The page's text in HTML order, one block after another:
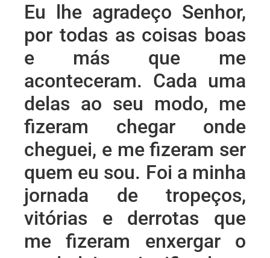
Eu lhe agradeço Senhor,
por todas as coisas boas
e más que me
aconteceram. Cada uma
delas ao seu modo, me
fizeram chegar onde
cheguei, e me fizeram ser
quem eu sou. Foi a minha
jornada de tropeços,
vitórias e derrotas que
me fizeram enxergar o